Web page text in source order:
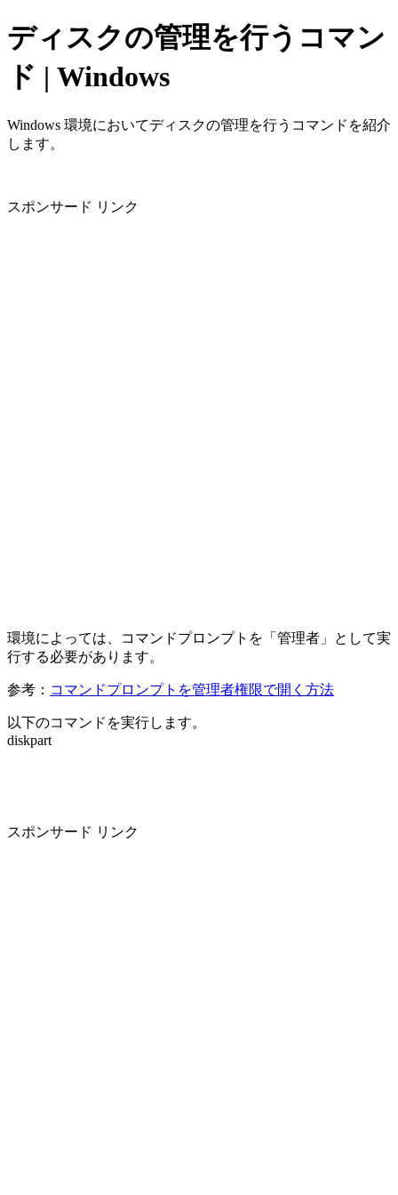
ディスクの管理を行うコマン
ド | Windows
Windows 環境においてディスクの管理を行うコマンドを紹介
します。
スポンサード リンク
環境によっては、コマンドプロンプトを「管理者」として実
行する必要があります。
参考： コマンドプロンプトを管理者権限で開く方法
以下のコマンドを実行します。
diskpart
スポンサード リンク